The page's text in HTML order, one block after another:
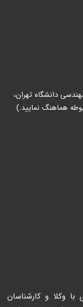
دانشگاه تهران،
هماهنگ نمایید.)
با وکلا و کارشناسان